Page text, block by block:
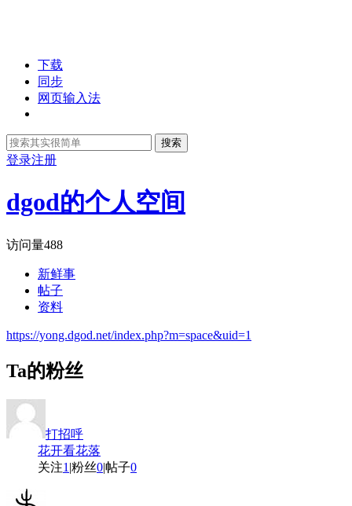
下载
同步
网页输入法
搜索
登录注册
dgod的个人空间
访问量488
新鲜事
帖子
资料
https://yong.dgod.net/index.php?m=space&uid=1
Ta的粉丝
打招呼
花开看花落
关注1 |粉丝0|帖子0